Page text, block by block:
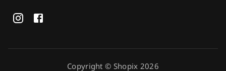
Copyright © Shopix 2026